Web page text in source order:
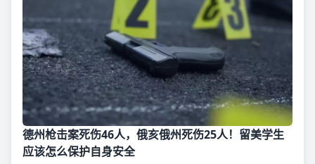
德州枪击案死伤46人，俄亥俄州死伤25人！留美学生
应该怎么保护自身安全